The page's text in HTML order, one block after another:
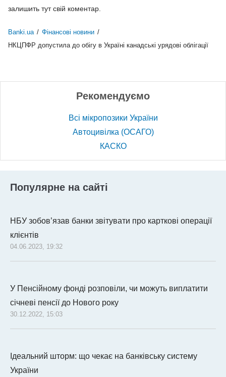
залишить тут свій коментар.
Banki.ua / Фінансові новини /
НКЦПФР допустила до обігу в Україні канадські урядові облігації
Рекомендуємо
Всі мікропозики України
Автоцивілка (ОСАГО)
КАСКО
Популярне на сайті
НБУ зобов’язав банки звітувати про карткові операції
клієнтів
04.06.2023, 19:32
У Пенсійному фонді розповіли, чи можуть виплатити
січневі пенсії до Нового року
30.12.2022, 15:03
Ідеальний шторм: що чекає на банківську систему
України